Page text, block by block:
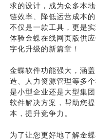
求的设计，成为众多本
链效率、降低运营成本
不仅是一款工具，更是
体验金蝶在线网页版供
字化升级的新篇章！
金蝶软件功能强大，涵
造、人力资源管理等多
是小型企业还是大型集
软件解决方案，帮助您
本，提升竞争力。
为了让您更好地了解金